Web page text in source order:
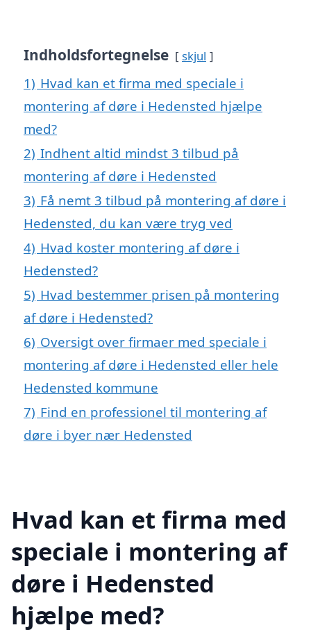
Indholdsfortegnelse skjul
1) Hvad kan et firma med speciale i
montering af døre i Hedensted hjælpe
med?
2) Indhent altid mindst 3 tilbud på
montering af døre i Hedensted
3) Få nemt 3 tilbud på montering af døre i
Hedensted, du kan være tryg ved
4) Hvad koster montering af døre i
Hedensted?
5) Hvad bestemmer prisen på montering
af døre i Hedensted?
6) Oversigt over firmaer med speciale i
montering af døre i Hedensted eller hele
Hedensted kommune
7) Find en professionel til montering af
døre i byer nær Hedensted
Hvad kan et firma med
speciale i montering af
døre i Hedensted
hjælpe med?